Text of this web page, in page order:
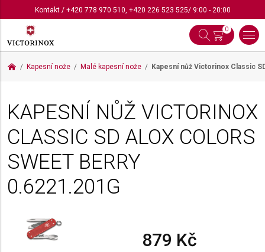
Kontakt/ +420 778 970 510, +420 226 523 525/ 9:00 - 20:00
0
Kapesní nože Malé kapesní nože Kapesní nůž Victorinox Classic
KAPESNÍ NŮŽ VICTORINOX
CLASSIC SD ALOX COLORS
SWEET BERRY
0.6221.201G
879 Kč